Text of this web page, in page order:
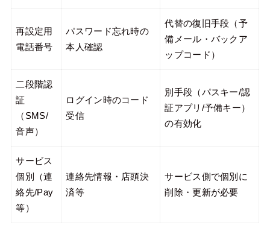
再設定用
電話番号
パスワード忘れ時の
本人確認
代替の復旧手段（予
備メール・バックア
ップコード）
二段階認
証
（SMS/
音声）
ログイン時のコード
受信
別手段（パスキー/認
証アプリ/予備キー）
の有効化
サービス
個別（連
絡先/Pay
等）
連絡先情報・店頭決
済等
サービス側で個別に
削除・更新が必要